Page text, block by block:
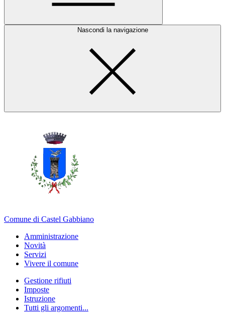
Nascondi la navigazione
Comune di Castel Gabbiano
Amministrazione
Novità
Servizi
Vivere il comune
Gestione rifiuti
Imposte
Istruzione
Tutti gli argomenti...